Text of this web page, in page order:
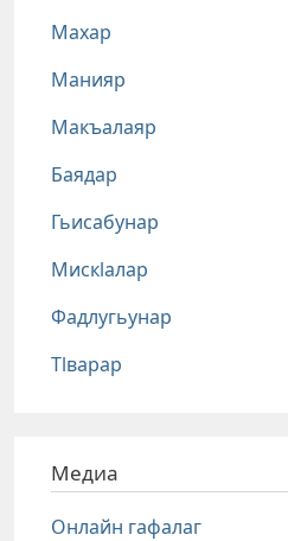
Махар
Манияр
Макъалаяр
Баядар
Гьисабунар
Мискlалар
Фадлугьунар
Тlварар
Медиа
Онлайн гафалаг